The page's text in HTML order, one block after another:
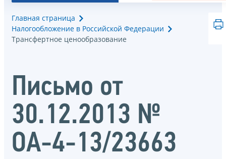
Главная страница
Налогообложение в Российской Федерации
Трансфертное ценообразование
Письмо от
30.12.2013 №
ОА-4-13/23663